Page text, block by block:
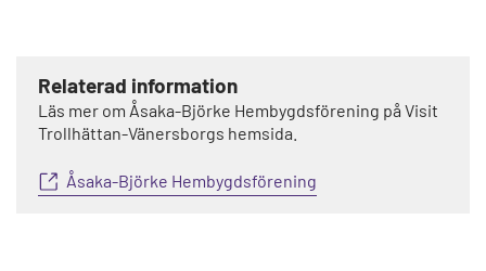
Relaterad information
Läs mer om Åsaka-Björke Hembygdsförening på Visit
Trollhättan-Vänersborgs hemsida.
Åsaka-Björke Hembygdsförening